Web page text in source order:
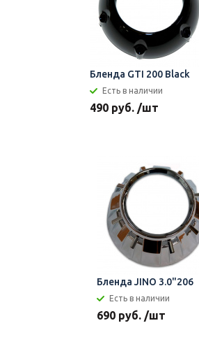
Бленда GTI 200 Black
Есть в наличии
490 руб. /шт
Бленда JINO 3.0"206
Есть в наличии
690 руб. /шт